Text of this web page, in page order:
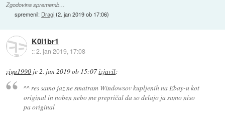
Zgodovina sprememb…
spremenil: Dragi(2. jan 2019 ob 17:06)
K0l1br1
::2. jan 2019, 17:08
ziga1990 je 2. jan 2019 ob 15:07izjavil:
^^ res samo jaz ne smatram Windowsov kupljenih na Ebay-u kot
original in noben nebo me prepričal da so delajo ja samo niso
pa original